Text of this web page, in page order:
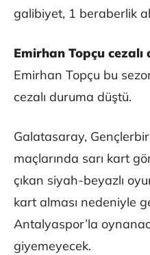
galibiyet, 1 beraberlik
Emirhan Topçu
Emirhan Topçu bu
cezalı duruma düştü.
Galatasaray,
maçlarında sarı kart
çıkan siyah-beyazlı
kart alması nedeniyle
Antalyaspor’la
giyemeyecek.